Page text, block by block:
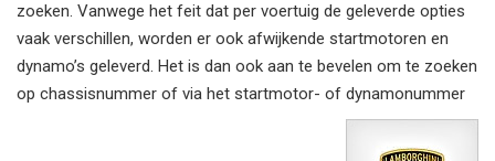
zoeken. Vanwege het feit dat per voertuig de geleverde opties
vaak verschillen, worden er ook afwijkende startmotoren en
dynamo’s geleverd. Het is dan ook aan te bevelen om te zoeken
op chassisnummer of via het startmotor- of dynamonummer